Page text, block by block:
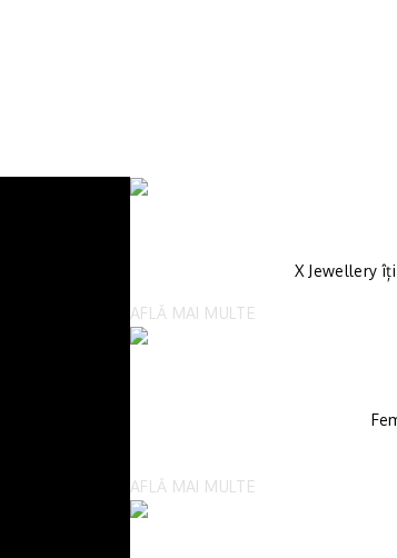
X Jewellery
AFLĂ MAI MULTE
AFLĂ MAI MULTE